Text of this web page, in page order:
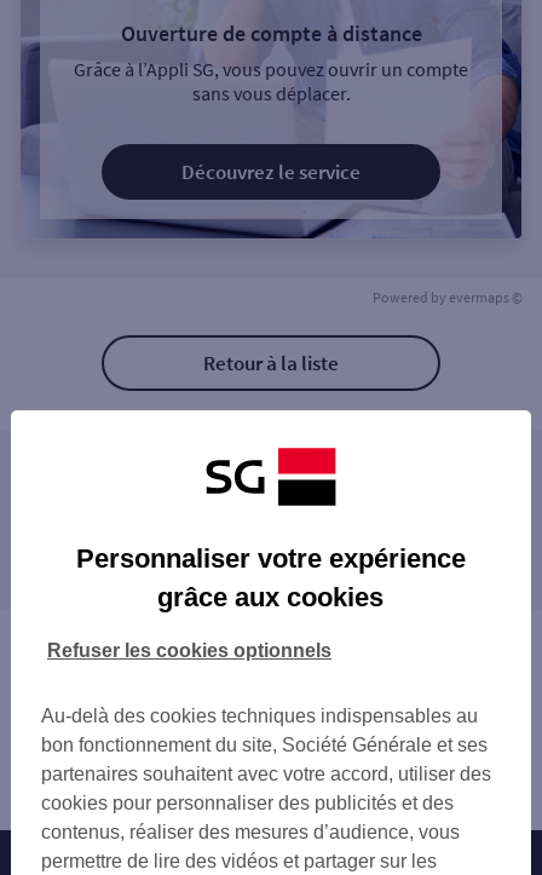
Ouverture de compte à distance
Grâce à l’Appli SG, vous pouvez ouvrir un compte
sans vous déplacer.
Découvrez le service
Powered by evermaps ©
Retour à la liste
Les agences SG PRO à proximité
proximité
SAINT-BRIEUC
PLÉRIN
Vous êtes ici : Accueil
Langueux
Nos engagements Nous contacter
Personnaliser votre expérience
grâce aux cookies
Au-delà des cookies techniques indispensables au
bon fonctionnement du site, Société Générale et ses
partenaires souhaitent avec votre accord, utiliser des
cookies pour personnaliser des publicités et des
contenus, réaliser des mesures d’audience, vous
permettre de lire des vidéos et partager sur les
Refuser les cookies optionnels